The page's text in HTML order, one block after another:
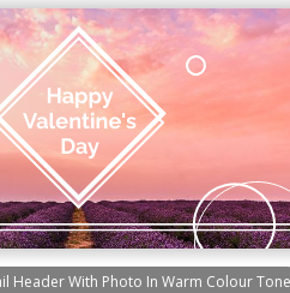
Header With Photo In Warm Colour Tone